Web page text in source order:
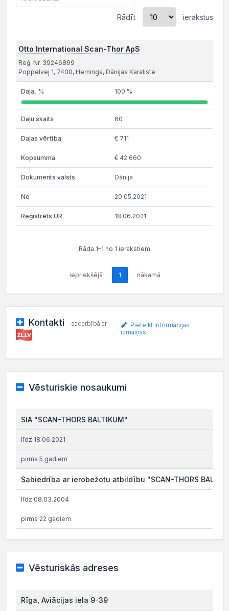
Rādīt ierakstus
Otto International Scan-Thor ApS
Reģ. Nr. 39246899
Poppelvej 1, 7400, Herninga, Dānijas Karaliste
100 %
60
€ 711
€ 42 660
Dānija
20.05.2021
18.06.2021
Rāda 1–1 no 1 ierakstiem
iepriekšējā 1 nākamā
Kontakti sadarbībā ar
Pieteikt informācijas
izmaiņas
Vēsturiskie nosaukumi
SIA "SCAN-THORS BALTIKUM"
līdz 18.06.2021
pirms 5 gadiem
Sabiedrība ar ierobežotu atbildību "SCAN-THORS
līdz 08.03.2004
pirms 22 gadiem
Vēsturiskās adreses
Rīga, Aviācijas iela 9-39